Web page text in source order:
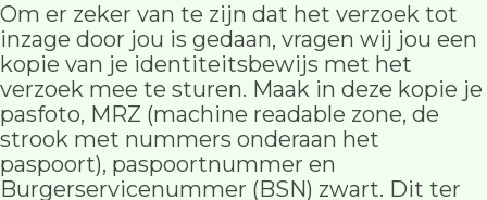
Om er zeker van te zijn dat het verzoek tot
inzage door jou is gedaan, vragen wij jou een
kopie van je identiteitsbewijs met het
verzoek mee te sturen. Maak in deze kopie je
pasfoto, MRZ (machine readable zone, de
strook met nummers onderaan het
paspoort), paspoortnummer en
Burgerservicenummer (BSN) zwart. Dit ter